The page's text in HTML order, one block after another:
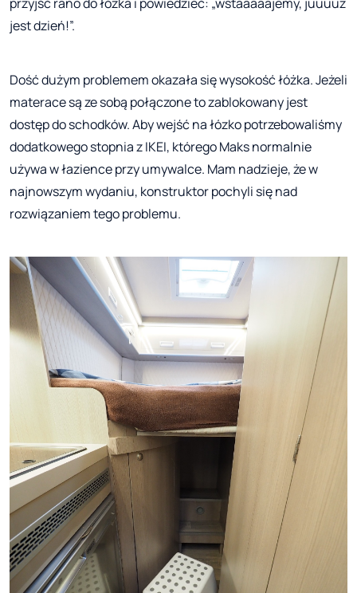
jest dzień!”.
Dość dużym problemem okazała się wysokość łóżka. Jeżeli
materace są ze sobą połączone to zablokowany jest
dostęp do schodków. Aby wejść na łózko potrzebowaliśmy
dodatkowego stopnia z IKEI, którego Maks normalnie
używa w łazience przy umywalce. Mam nadzieje, że w
najnowszym wydaniu, konstruktor pochyli się nad
rozwiązaniem tego problemu.